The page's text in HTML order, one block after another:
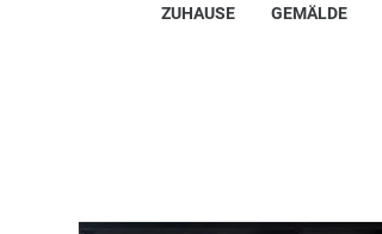
ZUHAUSE GEMÄLDE